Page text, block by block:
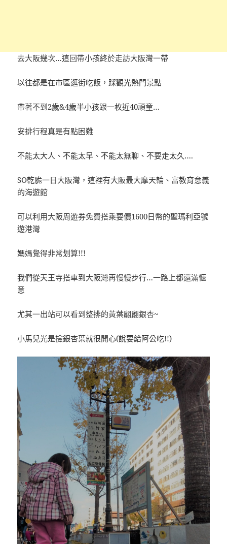
去大阪幾次…這回帶小孩終於走訪大阪灣一帶
以往都是在市區逛街吃飯，踩觀光熱門景點
帶著不到2歲&4歲半小孩跟一枚近40頑童…
安排行程真是有點困難
不能太大人、不能太早、不能太無聊、不要走太久….
SO乾脆一日大阪灣，這裡有大阪最大摩天輪、富教育意義
的海遊館
可以利用大阪周遊券免費搭乘要價1600日幣的聖瑪利亞號
遊港灣
媽媽覺得非常划算!!!
我們從天王寺搭車到大阪灣再慢慢步行…一路上都還滿愜
意
尤其一出站可以看到整排的黃葉翩翩銀杏~
小馬兒光是撿銀杏葉就很開心(說要給阿公吃!!)